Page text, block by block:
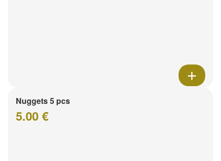
Nuggets 5 pcs
5.00 €